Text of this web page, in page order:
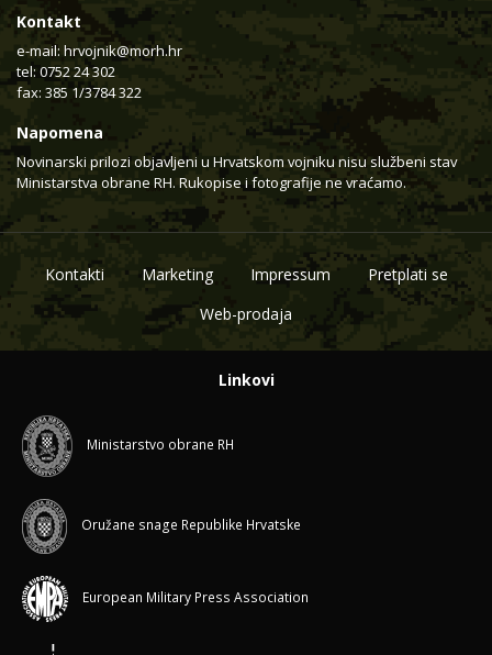
Kontakt
e-mail: hrvojnik@morh.hr
tel: 0752 24 302
fax: 385 1/3784 322
Napomena
Novinarski prilozi objavljeni u Hrvatskom vojniku nisu službeni stav
Ministarstva obrane RH. Rukopise i fotografije ne vraćamo.
Kontakti Marketing Impressum
Pretplati se
Web-prodaja
Linkovi
Ministarstvo obrane RH
Oružane snage Republike Hrvatske
European Military Press Association